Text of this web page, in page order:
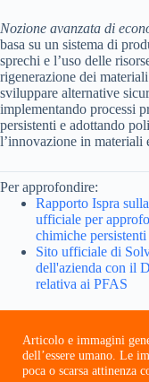
Nozione avanzata di
basa su un sistema di
sprechi e l’uso delle
rigenerazione dei
sviluppare alternative
implementando processi
persistenti e adottando
l’innovazione in materiali
Per approfondire:
Rapporto Ispra
ufficiale per
chimiche
Sito ufficiale di
dell'azienda con il
relativa ai PFAS
Articolo e immagini
dell’essere umano. Le
poca o scarsa attinenza